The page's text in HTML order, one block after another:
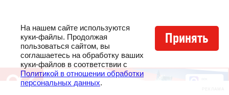
На нашем сайте используются
куки-файлы. Продолжая
пользоваться сайтом, вы
соглашаетесь на обработку ваших
куки-файлов в соответствии с
Политикой в отношении обработки
персональных данных.
Принять